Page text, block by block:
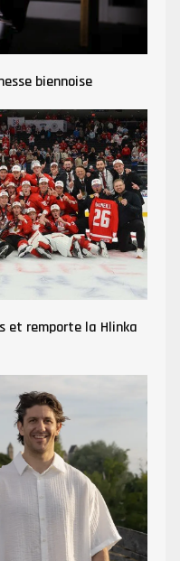
biennoise
et remporte la Hlinka